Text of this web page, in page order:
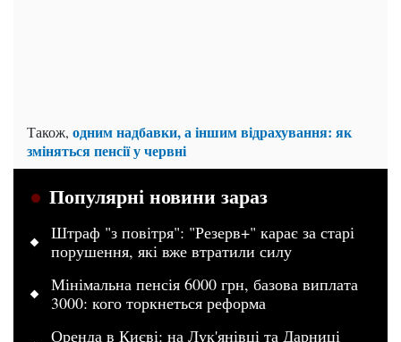
Також, одним надбавки, а іншим відрахування: як
зміняться пенсії у червні
Популярні новини зараз
Штраф "з повітря": "Резерв+" карає за старі
порушення, які вже втратили силу
Мінімальна пенсія 6000 грн, базова виплата
3000: кого торкнеться реформа
Оренда в Києві: на Лук'янівці та Дарниці